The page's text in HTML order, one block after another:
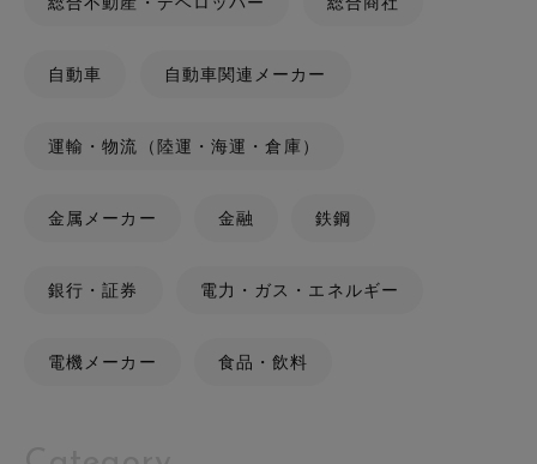
自動車 自動車関連メーカー
運輸・物流（陸運・海運・倉庫）
金属メーカー 金融 鉄鋼
銀行・証券 電力・ガス・エネルギー
電機メーカー 食品・飲料